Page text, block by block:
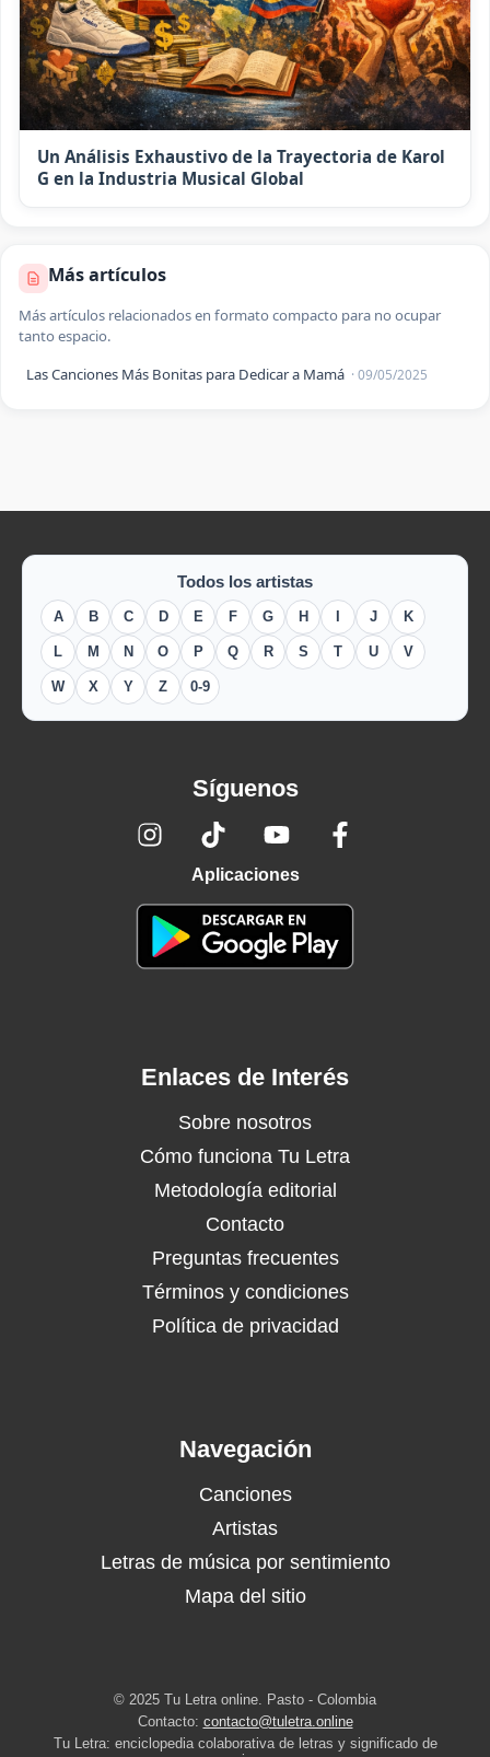
Un Análisis Exhaustivo de la Trayectoria de Karol
G en la Industria Musical Global
Más artículos
Más artículos relacionados en formato compacto para no ocupar
tanto espacio.
Las Canciones Más Bonitas para Dedicar a Mamá · 09/05/2025
Todos los artistas
A B C D E F G H J K
L M N O P Q R S T U V
W X Y Z 0-9
Síguenos
Aplicaciones
Enlaces de Interés
Sobre nosotros
Cómo funciona Tu Letra
Metodología editorial
Contacto
Preguntas frecuentes
Términos y condiciones
Política de privacidad
Navegación
Canciones
Artistas
Letras de música por sentimiento
Mapa del sitio
© 2025 Tu Letra online. Pasto - Colombia
Contacto: contacto@tuletra.online
Tu Letra: enciclopedia colaborativa de letras y significado de